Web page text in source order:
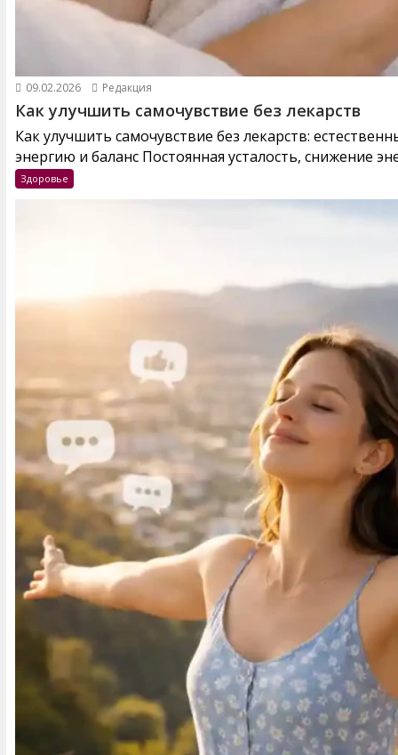
09.02.2026 Редакция
Как улучшить самочувствие без лекарств
Как улучшить самочувствие без лекарств:
энергию и баланс Постоянная усталость, снижение
Здоровье